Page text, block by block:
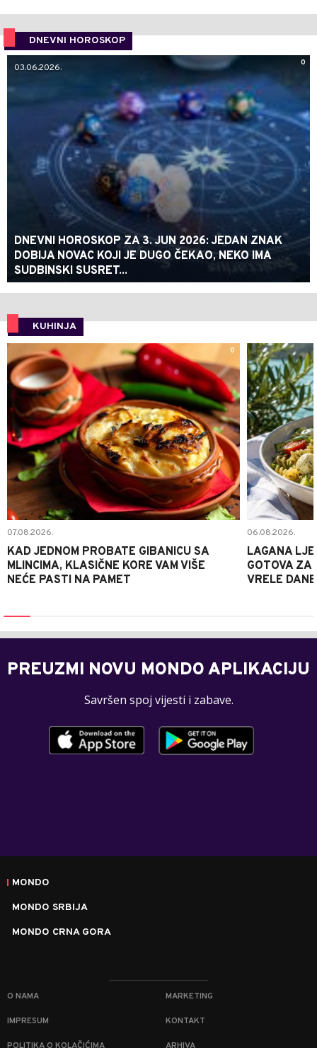
DNEVNI HOROSKOP
0
03.06.2026.
DNEVNI HOROSKOP ZA 3. JUN 2026: JEDAN ZNAK
DOBIJA NOVAC KOJI JE DUGO ČEKAO, NEKO IMA
SUDBINSKI SUSRET...
KUHINJA
0
07.08.2026.
KAD JEDNOM PROBATE GIBANICU SA
MLINCIMA, KLASIČNE KORE VAM VIŠE
NEĆE PASTI NA PAMET
06.08.2026.
LAGANA
GOTOVA ZA
VRELE DANE
PREUZMI NOVU MONDO APLIKACIJU
Savršen spoj vijesti i zabave.
MONDO
MONDO SRBIJA
MONDO CRNA GORA
O NAMA MARKETING
IMPRESUM KONTAKT
POLITIKA O KOLAČIĆIMA ARHIVA